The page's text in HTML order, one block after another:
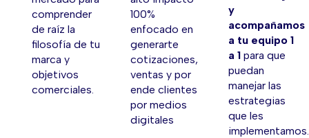
comprender
de raíz la
filosofía de tu
marca y
objetivos
comerciales.
100%
enfocado en
generarte
cotizaciones,
ventas y por
ende clientes
por medios
digitales
y
acompañamos
a tu equipo 1
a 1 para que
puedan
manejar las
estrategias
que les
implementamos.